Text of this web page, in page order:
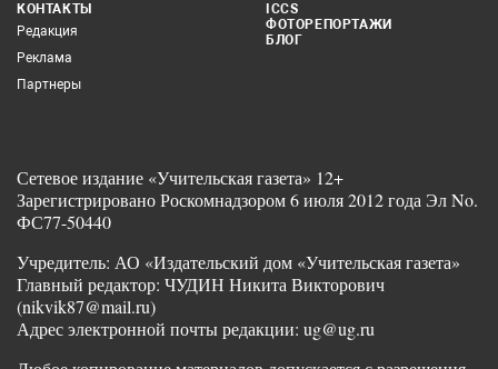
КОНТАКТЫ
Редакция
Реклама
Партнеры
ICCS
ФОТОРЕПОРТАЖИ
БЛОГ
Сетевое издание «Учительская газета» 12+
Зарегистрировано Роскомнадзором 6 июля 2012 года Эл No.
ФС77-50440
Учредитель: АО «Издательский дом «Учительская газета»
Главный редактор: ЧУДИН Никита Викторович
(nikvik87@mail.ru)
Адрес электронной почты редакции: ug@ug.ru